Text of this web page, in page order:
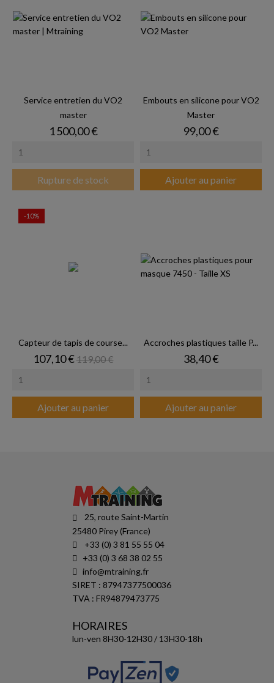
Service entretien du VO2
master
Prix
1 500,00 €
Rupture de stock
Embouts en silicone pour VO2
Master
Prix
99,00 €
Ajouter au panier
Capteur de tapis de course...
Prix
107,10 €Prix de base
119,00 €
Ajouter au panier
-10%
Accroches plastiques taille P...
Prix
38,40 €
Ajouter au panier
25, route Saint-Martin
25480 Pirey (France)
+33 (0) 3 81 55 55 04
+33 (0) 3 68 38 02 55
info@mtraining.fr
SIRET : 87947377500036
TVA : FR94879473775
HORAIRES
lun-ven 8H30-12H30 / 13H30-18h